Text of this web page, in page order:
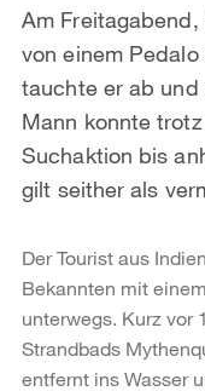
Am
von einem
tauchte er ab und
Mann konnte
Suchaktion bis
gilt seither als
Der Tourist aus
Bekannten mit
unterwegs. Kurz vor
Strandbads
entfernt ins Wasser